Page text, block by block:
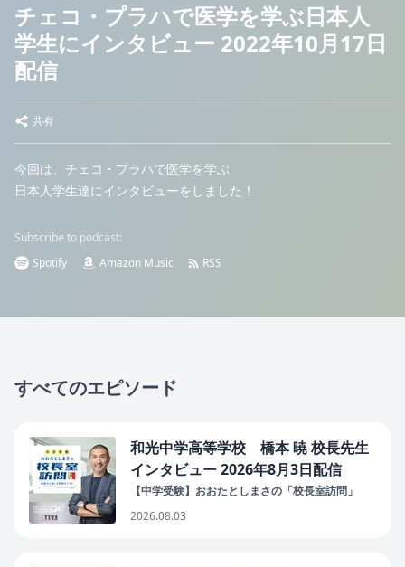
チェコ・プラハで医学を学ぶ日本人
学生にインタビュー 2022年10月17日
配信
共有
今回は、チェコ・プラハで医学を学ぶ
日本人学生達にインタビューをしました！
Subscribe to podcast:
Spotify
Amazon Music RSS
すべてのエピソード
和光中学高等学校 橋本 暁 校長先生
インタビュー 2026年8月3日配信
【中学受験】おおたとしまさの「校長室訪問」
2026.08.03